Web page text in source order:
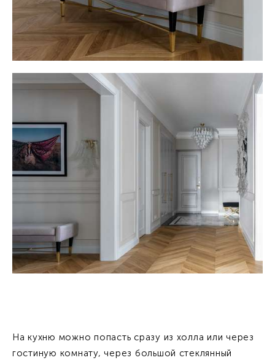
На кухню можно попасть сразу из холла или через
гостиную комнату, через большой стеклянный